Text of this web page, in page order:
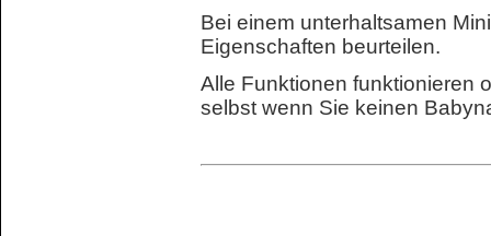
Bei einem unterhaltsamen
Eigenschaften beurteilen.
Alle Funktionen funktionieren
selbst wenn Sie keinen